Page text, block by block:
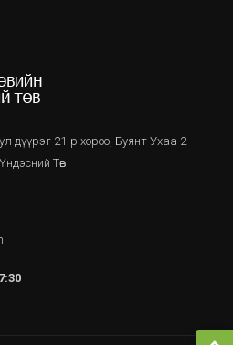
дүүрэг 21-р хороо, Буянт Ухаа 2
Төв